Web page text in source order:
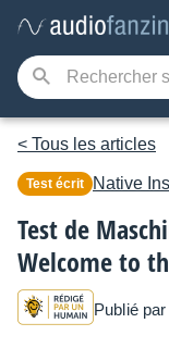
< Tous les articles
Test écrit Native
Test de
Welcome to
Publié par